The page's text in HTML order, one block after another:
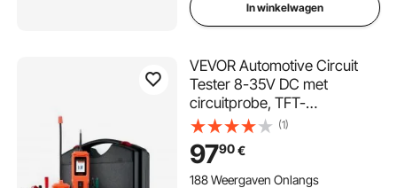
In winkelwagen
VEVOR Automotive Circuit
Tester 8-35V DC met
circuitprobe, TFT-
kleurendisplay en verlichting,
circuittester met 6 meter
verlengkabel en draagtas
(1)
9790€
188 Weergaven Onlangs